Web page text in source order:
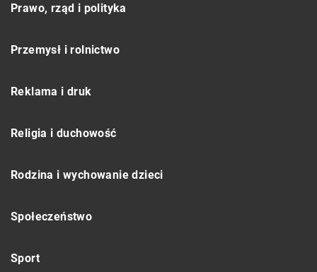
Prawo, rząd i polityka
Przemysł i rolnictwo
Reklama i druk
Religia i duchowość
Rodzina i wychowanie dzieci
Społeczeństwo
Sport